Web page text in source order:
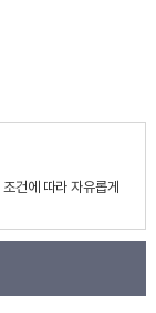
조건에 따라 자유롭게